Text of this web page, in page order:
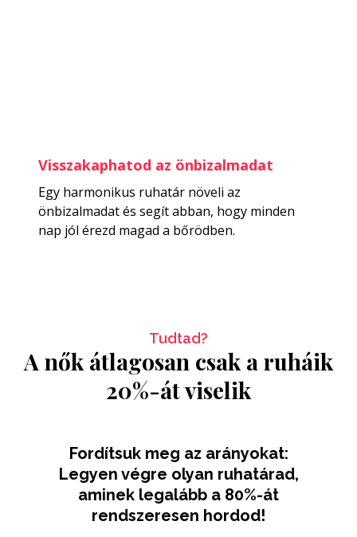
Visszakaphatod az önbizalmadat
Egy harmonikus ruhatár növeli az
önbizalmadat és segít abban, hogy minden
nap jól érezd magad a bőrödben.
Tudtad?
A nők átlagosan csak a ruháik
20%-át viselik
Fordítsuk meg az arányokat:
Legyen végre olyan ruhatárad,
aminek legalább a 80%-át
rendszeresen hordod!